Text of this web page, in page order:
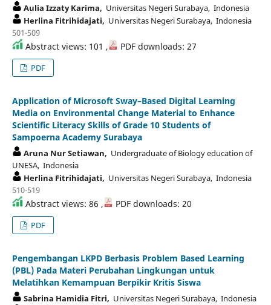
Aulia Izzaty Karima, Universitas Negeri Surabaya, Indonesia
Herlina Fitrihidajati, Universitas Negeri Surabaya, Indonesia
501-509
Abstract views: 101 , PDF downloads: 27
PDF
Application of Microsoft Sway–Based Digital Learning
Media on Environmental Change Material to Enhance
Scientific Literacy Skills of Grade 10 Students of
Sampoerna Academy Surabaya
Aruna Nur Setiawan, Undergraduate of Biology education of
UNESA, Indonesia
Herlina Fitrihidajati, Universitas Negeri Surabaya, Indonesia
510-519
Abstract views: 86 , PDF downloads: 20
PDF
Pengembangan LKPD Berbasis Problem Based Learning
(PBL) Pada Materi Perubahan Lingkungan untuk
Melatihkan Kemampuan Berpikir Kritis Siswa
Sabrina Hamidia Fitri, Universitas Negeri Surabaya, Indonesia